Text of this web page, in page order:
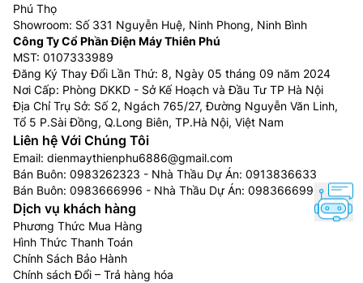
Phú Thọ
Showroom: Số 331 Nguyễn Huệ, Ninh Phong, Ninh Bình
Công Ty Cổ Phần Điện Máy Thiên Phú
MST: 0107333989
Đăng Ký Thay Đổi Lần Thứ: 8, Ngày 05 tháng 09 năm 2024
Nơi Cấp: Phòng DKKD - Sở Kế Hoạch và Đầu Tư TP Hà Nội
Địa Chỉ Trụ Sở: Số 2, Ngách 765/27, Đường Nguyễn Văn Linh,
Tổ 5 P.Sài Đồng, Q.Long Biên, TP.Hà Nội, Việt Nam
Liên hệ Với Chúng Tôi
Email: dienmaythienphu6886@gmail.com
Bán Buôn: 0983262323 - Nhà Thầu Dự Án: 0913836633
Bán Buôn: 0983666996 - Nhà Thầu Dự Án: 0983666996
Dịch vụ khách hàng
Phương Thức Mua Hàng
Hình Thức Thanh Toán
Chính Sách Bảo Hành
Chính sách Đổi – Trả hàng hóa